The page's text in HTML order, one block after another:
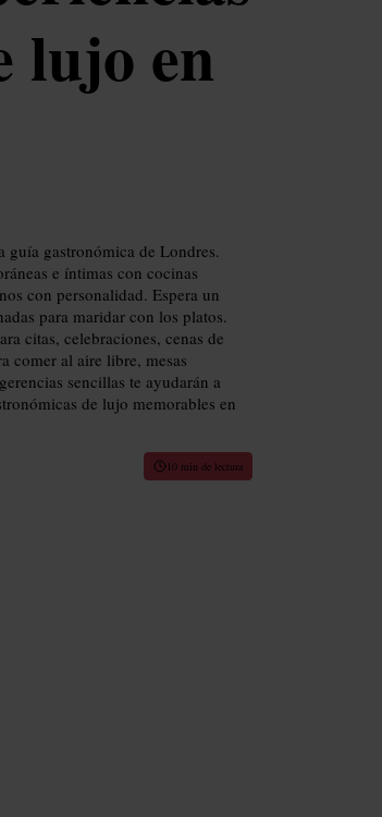
lujo en
guía gastronómica de Londres.
e íntimas con cocinas
con personalidad. Espera un
para maridar con los platos.
citas, celebraciones, cenas de
comer al aire libre, mesas
sencillas te ayudarán a
de lujo memorables en
10 min de lectura